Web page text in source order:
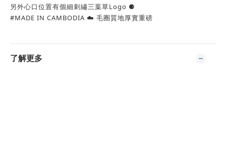
另外心口位置有個細刺繡三葉草Logo ⚈
#MADE IN CAMBODIA ☁️ 毛圈質地厚實重磅
了解更多